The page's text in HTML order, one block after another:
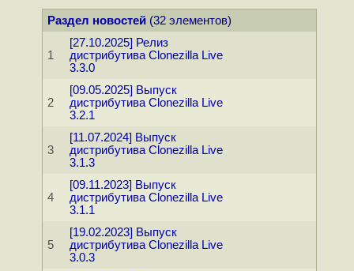
Раздел новостей(32 элементов)
1
[27.10.2025] Релиз
дистрибутива Clonezilla Live
3.3.0
2
[09.05.2025] Выпуск
дистрибутива Clonezilla Live
3.2.1
3
[11.07.2024] Выпуск
дистрибутива Clonezilla Live
3.1.3
4
[09.11.2023] Выпуск
дистрибутива Clonezilla Live
3.1.1
5
[19.02.2023] Выпуск
дистрибутива Clonezilla Live
3.0.3